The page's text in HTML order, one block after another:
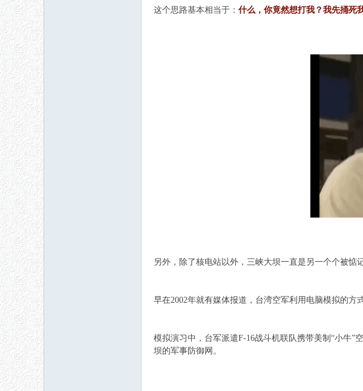
这个思路基本相当于： 什么，你竟然想打我？我先捅死
另外，除了核电站以外，三峡大坝一直是另一个个被惦
早在2002年就有媒体报道，台湾空军利用电脑模拟的方
模拟演习中，台军派遣F-16战斗机联队携带美制“小牛”
坝的军事防御网。